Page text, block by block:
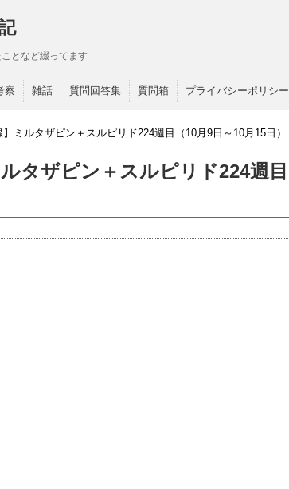
となど綴ってます
察 雑話 質問回答集 質問箱 プライバシーポリシー
】ミルタザピン＋スルピリド224週目（10月9日～10月15日）
タザピン＋スルピリド224週目